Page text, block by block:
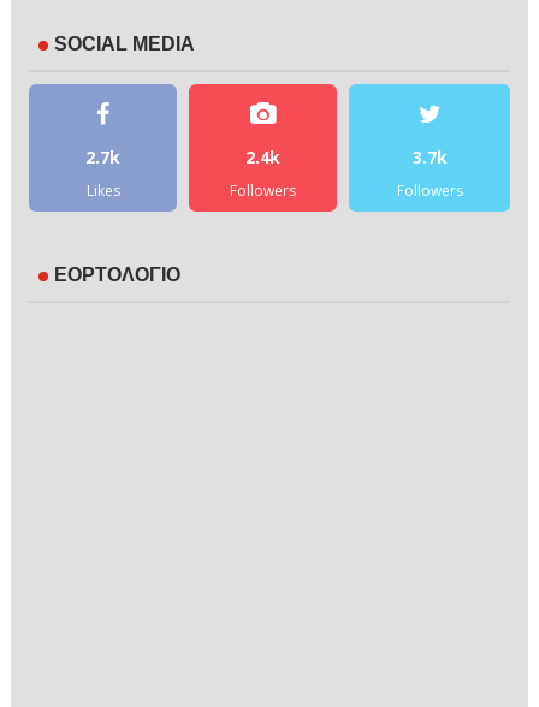
SOCIAL MEDIA
2.7k
Likes
2.4k
Followers
3.7k
Followers
ΕΟΡΤΟΛΟΓΙΟ